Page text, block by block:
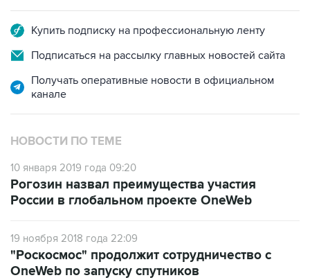
Купить подписку на профессиональную ленту
Подписаться на рассылку главных новостей сайта
Получать оперативные новости в официальном
канале
НОВОСТИ ПО ТЕМЕ
10 января 2019 года 09:20
Рогозин назвал преимущества участия
России в глобальном проекте OneWeb
19 ноября 2018 года 22:09
"Роскосмос" продолжит сотрудничество с
OneWeb по запуску спутников